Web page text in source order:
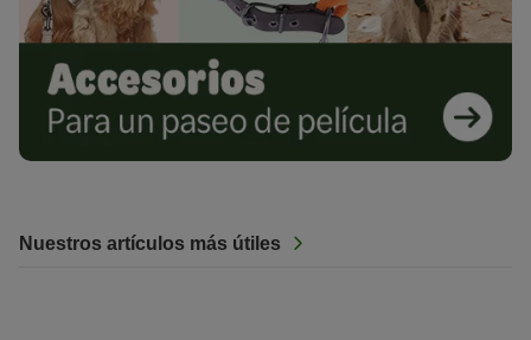
Nuestros artículos más útiles